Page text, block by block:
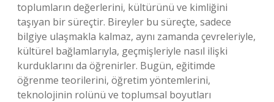
toplumların değerlerini, kültürünü ve kimliğini
taşıyan bir süreçtir. Bireyler bu süreçte, sadece
bilgiye ulaşmakla kalmaz, aynı zamanda çevreleriyle,
kültürel bağlamlarıyla, geçmişleriyle nasıl ilişki
kurduklarını da öğrenirler. Bugün, eğitimde
öğrenme teorilerini, öğretim yöntemlerini,
teknolojinin rolünü ve toplumsal boyutları